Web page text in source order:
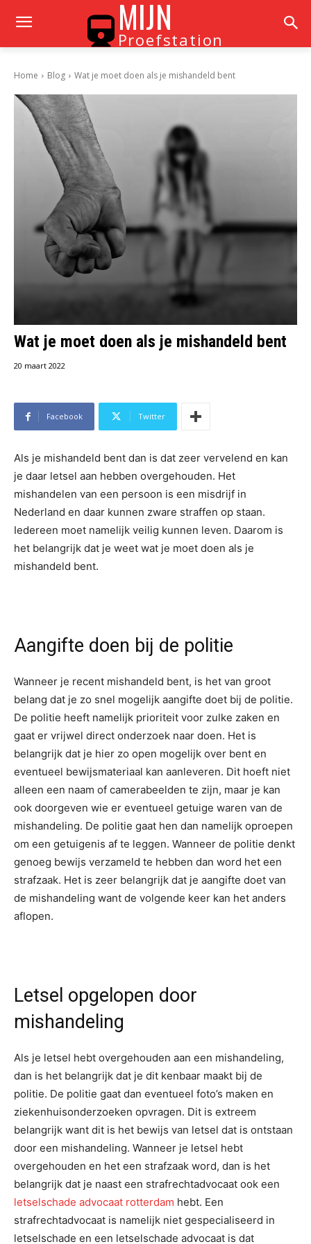
MIJN
Proefstation
Home Blog Wat je moet doen als je mishandeld bent
Wat je moet doen als je mishandeld bent
20 maart 2022
Facebook Twitter
Als je mishandeld bent dan is dat zeer vervelend en kan
je daar letsel aan hebben overgehouden. Het
mishandelen van een persoon is een misdrijf in
Nederland en daar kunnen zware straffen op staan.
Iedereen moet namelijk veilig kunnen leven. Daarom is
het belangrijk dat je weet wat je moet doen als je
mishandeld bent.
Aangifte doen bij de politie
Wanneer je recent mishandeld bent, is het van groot
belang dat je zo snel mogelijk aangifte doet bij de politie.
De politie heeft namelijk prioriteit voor zulke zaken en
gaat er vrijwel direct onderzoek naar doen. Het is
belangrijk dat je hier zo open mogelijk over bent en
eventueel bewijsmateriaal kan aanleveren. Dit hoeft niet
alleen een naam of camerabeelden te zijn, maar je kan
ook doorgeven wie er eventueel getuige waren van de
mishandeling. De politie gaat hen dan namelijk oproepen
om een getuigenis af te leggen. Wanneer de politie denkt
genoeg bewijs verzameld te hebben dan word het een
strafzaak. Het is zeer belangrijk dat je aangifte doet van
de mishandeling want de volgende keer kan het anders
aflopen.
Letsel opgelopen door
mishandeling
Als je letsel hebt overgehouden aan een mishandeling,
dan is het belangrijk dat je dit kenbaar maakt bij de
politie. De politie gaat dan eventueel foto’s maken en
ziekenhuisonderzoeken opvragen. Dit is extreem
belangrijk want dit is het bewijs van letsel dat is ontstaan
door een mishandeling. Wanneer je letsel hebt
overgehouden en het een strafzaak word, dan is het
belangrijk dat je naast een strafrechtadvocaat ook een
letselschade advocaat rotterdam hebt. Een
strafrechtadvocaat is namelijk niet gespecialiseerd in
letselschade en een letselschade advocaat is dat